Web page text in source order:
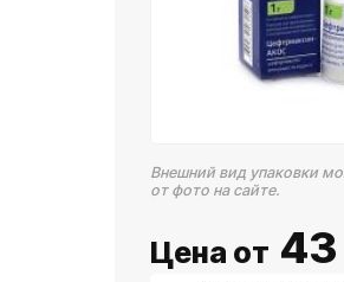
Внешний вид упаковки
от фото на сайте.
Цена от 43